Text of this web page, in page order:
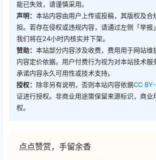
能已失效，请谨慎采用。
声明： 本站内容由用户上传或投稿，其版权及合
担。若存在侵权或违规内容，请通过左侧「举报
我们将在24小时内核实并下架。
赞助： 本站部分内容涉及收费，费用用于网站维
内容定价依据。用户付费行为视为对本站技术服
承诺内容永久可用性或技术支持。
授权： 除非另有说明，否则本站内容依据CC
证进行授权。非商业用途需保留来源标识，商业
权。
点点赞赏，手留余香